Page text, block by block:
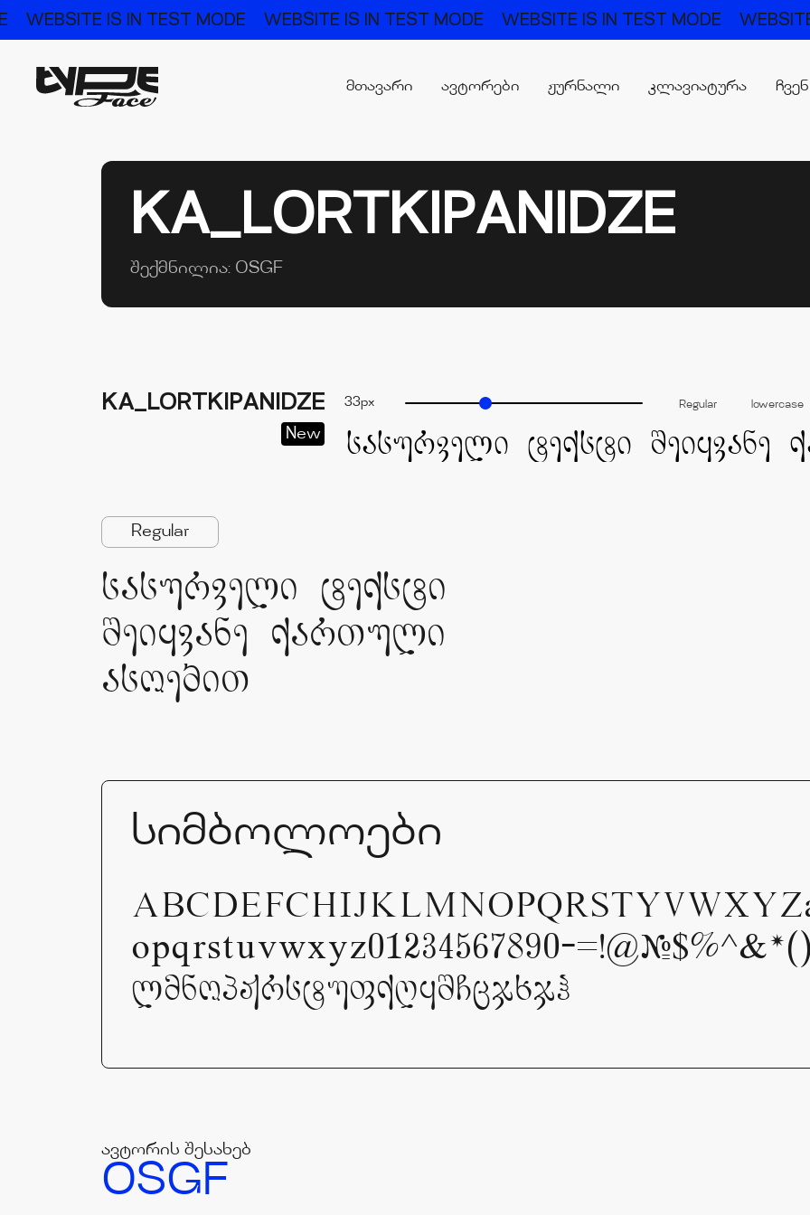
WEBSITE IS IN TEST MODE WEBSITE IS IN TEST MODE WEBSITE IS IN TEST MODE
მთავარი ავტორები ჟურნალი კლავიატურა
KA_LORTKIPANIDZE
შექმნილია: OSGF
KA_LORTKIPANIDZE
New
33px Regular lowercase
Regular
სასურველი ტექსტი
შეიყვანე ქართული
ასოებით
სიმბოლოები
opqrstuvwxyz01234567890-
ლმნოპჟრსტუფქღყშჩცჯხჯჰ
ავტორის შესახებ
OSGF